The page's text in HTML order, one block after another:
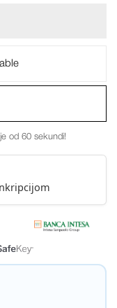
od 60 sekundi!